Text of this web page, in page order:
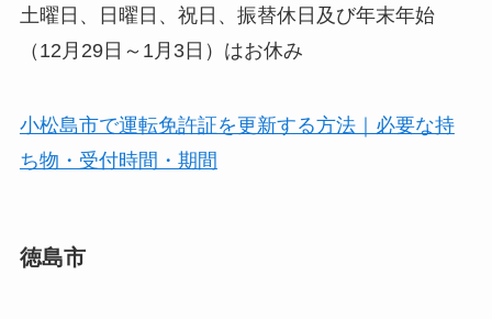
土曜日、日曜日、祝日、振替休日及び年末年始
（12月29日～1月3日）はお休み
小松島市で運転免許証を更新する方法｜必要な持
ち物・受付時間・期間
徳島市